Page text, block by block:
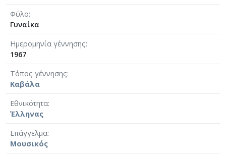
Φύλο
Γυναίκα
Ημερομηνία γέννησης
1967
Τόπος γέννησης
Καβάλα
Εθνικότητα
Έλληνας
Επάγγελμα
Μουσικός